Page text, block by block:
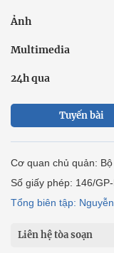
Ảnh
Multimedia
24h qua
Tuyến bài
Cơ quan chủ quản:
Số giấy phép: 146/
Tổng biên tập:
Liên hệ tòa soạn